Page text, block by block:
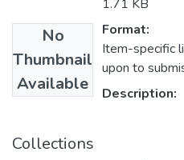
No
Thumbnail
Available
1.71 KB
Format:
Item-specific
upon to
Description:
Collections